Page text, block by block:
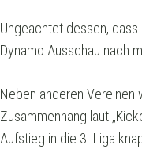
Ungeachtet dessen,
Dynamo Ausschau nach
Neben anderen Vereinen
Zusammenhang laut
Aufstieg in die 3. Liga